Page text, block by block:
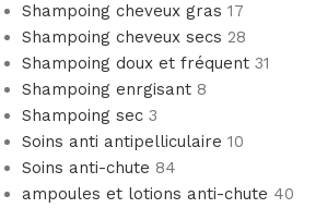
Shampoing cheveux gras 17
Shampoing cheveux secs 28
Shampoing doux et fréquent 31
Shampoing enrgisant 8
Shampoing sec 3
Soins anti antipelliculaire 10
Soins anti-chute 84
ampoules et lotions anti-chute 40